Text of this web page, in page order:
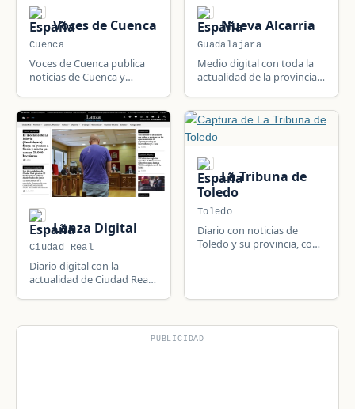
Voces de Cuenca
Cuenca
Voces de Cuenca publica
noticias de Cuenca y
seguridad, deportes,
sucesos y actualidad del
municipio y su comarca.
Nueva Alcarria
Guadalajara
Medio digital con toda la
actualidad de la provincia
Lanza Digital
Ciudad Real
Diario digital con la
actualidad de Ciudad Real
La Tribuna de
Toledo
Toledo
Diario con noticias de
Toledo y su provincia, con
PUBLICIDAD